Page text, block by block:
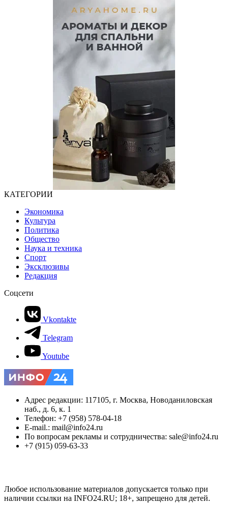
КАТЕГОРИИ
Экономика
Культура
Политика
Общество
Наука и техника
Спорт
Эксклюзивы
Редакция
Соцсети
Vkontakte
Telegram
Youtube
Адрес редакции: 117105, г. Москва, Новоданиловская
наб., д. 6, к. 1
Телефон: +7 (958) 578-04-18
E-mail.: mail@info24.ru
По вопросам рекламы и сотрудничества: sale@info24.ru
+7 (915) 059-63-33
Любое использование материалов допускается только при
наличии ссылки на INFO24.RU; 18+, запрещено для детей.